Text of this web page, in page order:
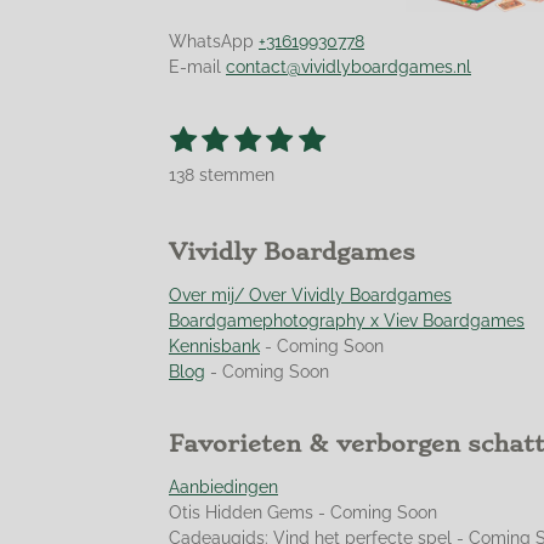
WhatsApp +31619930778
E-mail contact@vividlyboardgames.nl
R
t
n
g
:
4
.
9
2
5
3
1
s
r
2
s
r
r
e
n
3
s
r
r
e
n
4
s
r
r
e
n
5
r
r
e
n
S
n
138 stemmen
Vividly Boardgames
Over mij/ Over Vividly Boardgames
Boardgamephotography x Viev Boardgames
Kennisbank - Coming Soon
Blog - Coming Soon
Favorieten & verborgen
Aanbiedingen
Otis Hidden Gems - Coming Soon
Cadeaugids: Vind het perfecte spel - Coming